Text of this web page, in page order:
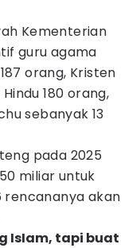
Kementerian
guru agama
orang, Kristen
180 orang,
sebanyak 13
pada 2025
miliar untuk
rencananya akan
IsIam, tapi buat